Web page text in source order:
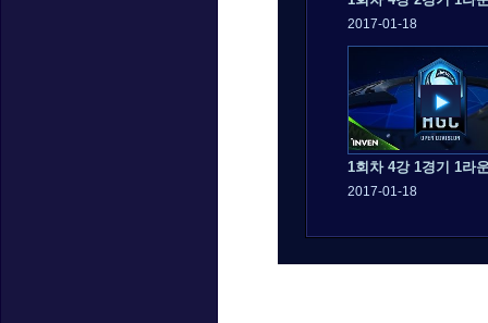
2017-01-18
1회차 4강 1경기 1라
2017-01-18